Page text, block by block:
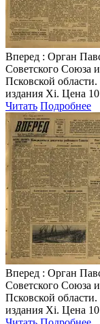
Вперед : Орган
Советского Союза
Псковской
издания Xi. Цена
Читать Подробнее
Вперед : Орган
Советского Союза
Псковской
издания Xi. Цена